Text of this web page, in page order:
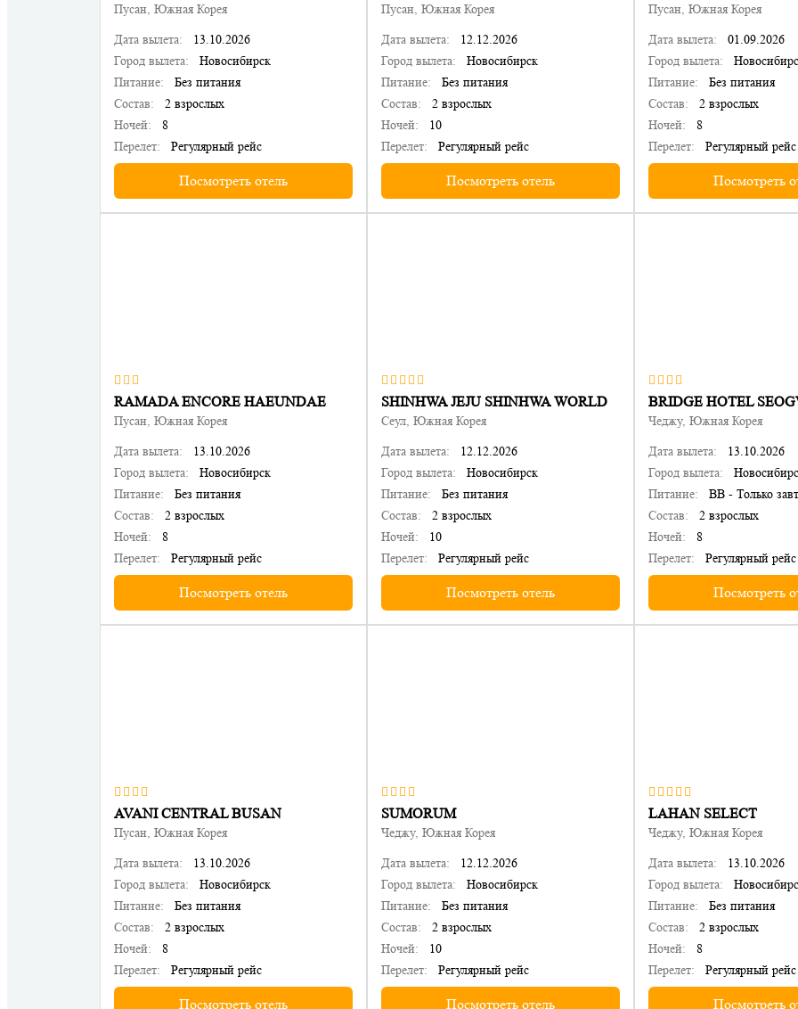
Пусан, Южная Корея
Дата вылета:
13.10.2026
Город вылета:
Новосибирск
Питание:
Без питания
Состав:
2 взрослых
Ночей:
8
Перелет:
Регулярный рейс
Посмотреть отель
Пусан, Южная Корея
Дата вылета:
12.12.2026
Город вылета:
Новосибирск
Питание:
Без питания
Состав:
2 взрослых
Ночей:
10
Перелет:
Регулярный рейс
Посмотреть отель
Пусан, Южная Корея
Дата вылета:
01.09.2026
Город вылета:
Питание:
Без питания
Состав:
2 взрослых
Ночей:
8
Перелет:
Регулярный рейс
Посмотреть
RAMADA ENCORE HAEUNDAE
Пусан, Южная Корея
Дата вылета:
13.10.2026
Город вылета:
Новосибирск
Питание:
Без питания
Состав:
2 взрослых
Ночей:
8
Перелет:
Регулярный рейс
Посмотреть отель
SHINHWA JEJU SHINHWA WORLD
Сеул, Южная Корея
Дата вылета:
12.12.2026
Город вылета:
Новосибирск
Питание:
Без питания
Состав:
2 взрослых
Ночей:
10
Перелет:
Регулярный рейс
Посмотреть отель
BRIDGE HOTEL
Чеджу, Южная Корея
Дата вылета:
13.10.2026
Город вылета:
Питание:
BB - Только
Состав:
2 взрослых
Ночей:
8
Перелет:
Регулярный рейс
Посмотреть
AVANI CENTRAL BUSAN
Пусан, Южная Корея
Дата вылета:
13.10.2026
Город вылета:
Новосибирск
Питание:
Без питания
Состав:
2 взрослых
Ночей:
8
Перелет:
Регулярный рейс
Посмотреть отель
SUMORUM
Чеджу, Южная Корея
Дата вылета:
12.12.2026
Город вылета:
Новосибирск
Питание:
Без питания
Состав:
2 взрослых
Ночей:
10
Перелет:
Регулярный рейс
Посмотреть отель
LAHAN SELECT
Чеджу, Южная Корея
Дата вылета:
13.10.2026
Город вылета:
Питание:
Без питания
Состав:
2 взрослых
Ночей:
8
Перелет:
Регулярный рейс
Посмотреть